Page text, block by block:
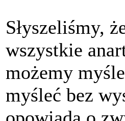
Słyszeliśmy,
wszystkie
możemy
myśleć bez